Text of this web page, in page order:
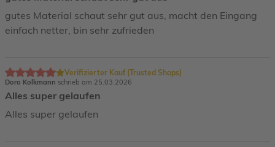
gutes Material schaut sehr gut aus, macht den Eingang
einfach netter, bin sehr zufrieden
Doro Kolkmann schrieb am 25.03.2026
Verifizierter Kauf (Trusted Shops)
Alles super gelaufen
Alles super gelaufen